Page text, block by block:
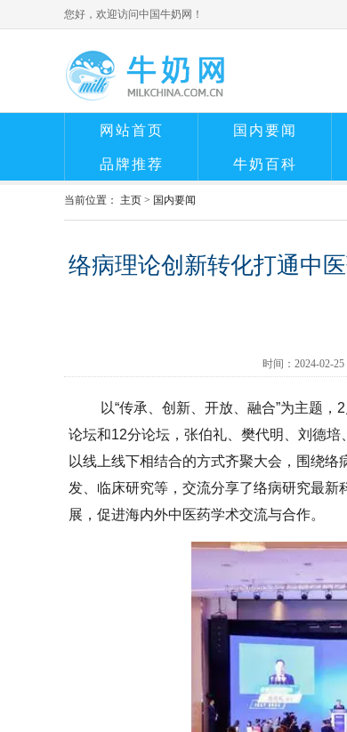
您好，欢迎访问中国牛奶网！
网站首页 国内要闻
品牌推荐 牛奶百科
当前位置： 主页 > 国内要闻
络病理论创新转化打通中
时间：2024-02-25
以“传承、创新、开放、融合”为主题
论坛和12分论坛，张伯礼、樊代明、刘德
以线上线下相结合的方式齐聚大会，围绕
发、临床研究等，交流分享了络病研究最
展，促进海内外中医药学术交流与合作。